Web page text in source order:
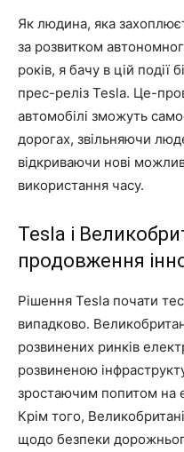
Як людина, яка
за розвитком
років, я бачу в цій
прес-реліз Tesla. Це-
автомобілі зможуть
дорогах, звільняючи
відкриваючи нові
використання часу.
Tesla і
продовження
Рішення Tesla почати
випадково.
розвинених ринків
розвиненою
зростаючим попитом на
Крім того,
щодо безпеки